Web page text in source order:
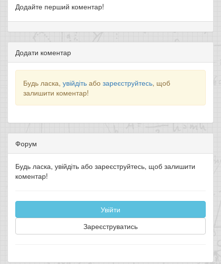
Додайте перший коментар!
Додати коментар
Будь ласка, увійдіть або зареєструйтесь, щоб
залишити коментар!
Форум
Будь ласка, увійдіть або зареєструйтесь, щоб залишити
коментар!
Увійти
Зареєструватись